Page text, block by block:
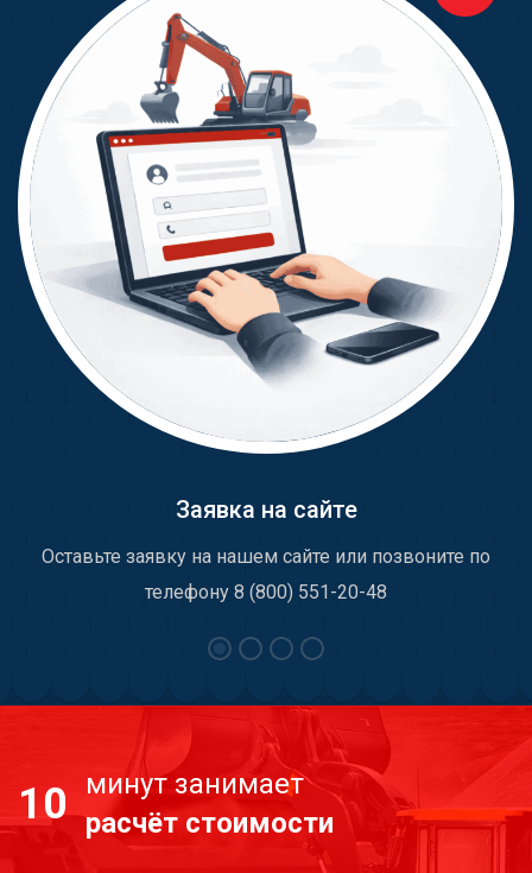
Заявка на сайте
Оставьте заявку на нашем сайте или позвоните по
телефону 8 (800) 551-20-48
10
минут занимает
расчёт стоимости